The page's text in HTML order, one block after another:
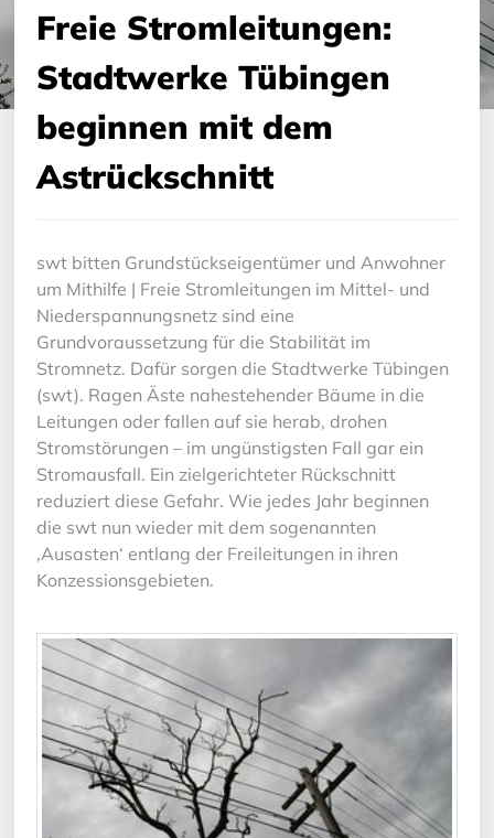
Freie Stromleitungen:
Stadtwerke Tübingen
beginnen mit dem
Astrückschnitt
swt bitten Grundstückseigentümer und Anwohner
um Mithilfe | Freie Stromleitungen im Mittel- und
Niederspannungsnetz sind eine
Grundvoraussetzung für die Stabilität im
Stromnetz. Dafür sorgen die Stadtwerke Tübingen
(swt). Ragen Äste nahestehender Bäume in die
Leitungen oder fallen auf sie herab, drohen
Stromstörungen – im ungünstigsten Fall gar ein
Stromausfall. Ein zielgerichteter Rückschnitt
reduziert diese Gefahr. Wie jedes Jahr beginnen
die swt nun wieder mit dem sogenannten
‚Ausasten‘ entlang der Freileitungen in ihren
Konzessionsgebieten.